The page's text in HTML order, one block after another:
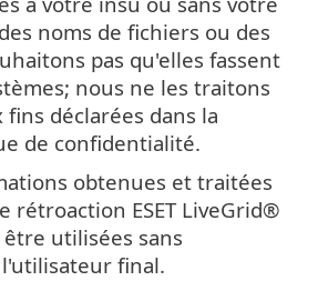
noms de fichiers ou des
pas qu'elles fassent
nous ne les traitons
déclarées dans la
de confidentialité.
obtenues et traitées
rétroaction ESET LiveGrid®
utilisées sans
final.